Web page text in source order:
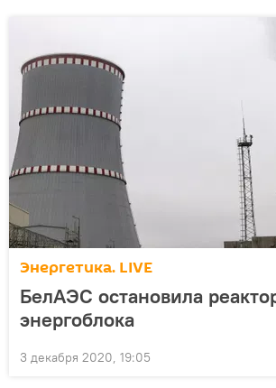
Энергетика. LIVE
БелАЭС остановила
энергоблока
3 декабря 2020, 19:05